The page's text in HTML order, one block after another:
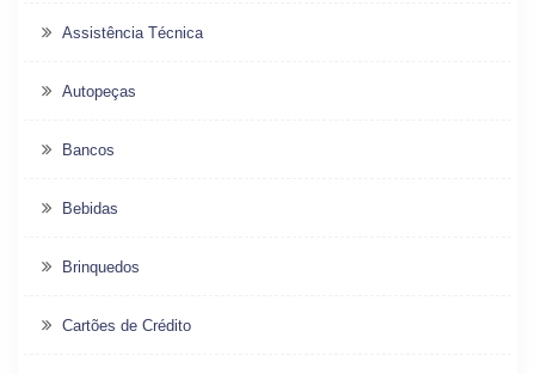
Assistência Técnica
Autopeças
Bancos
Bebidas
Brinquedos
Cartões de Crédito